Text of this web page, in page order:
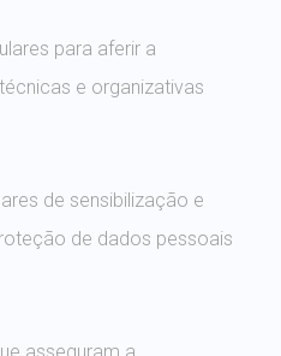
para aferir a
e organizativas
de sensibilização e
de dados pessoais
asseguram a